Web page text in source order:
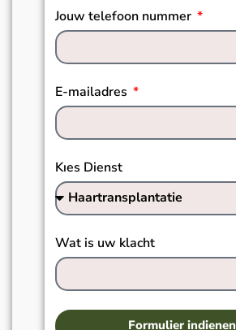
Jouw telefoon nummer
E-mailadres
Kıes Dienst
Wat is uw klacht
Formulier indienen